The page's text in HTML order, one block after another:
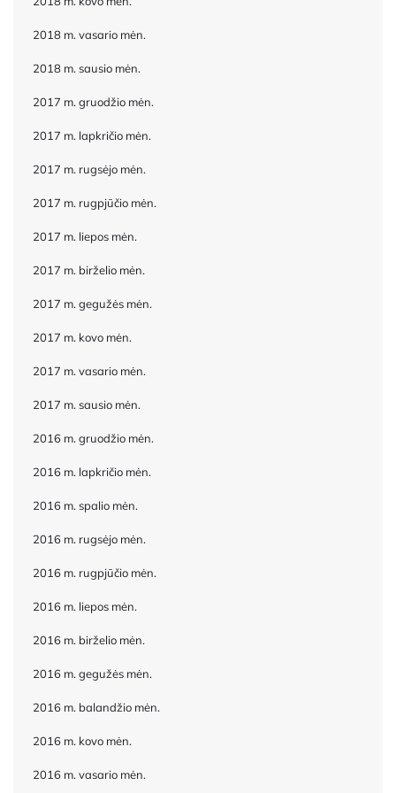
2018 m. vasario mėn.
2018 m. sausio mėn.
2017 m. gruodžio mėn.
2017 m. lapkričio mėn.
2017 m. rugsėjo mėn.
2017 m. rugpjūčio mėn.
2017 m. liepos mėn.
2017 m. birželio mėn.
2017 m. gegužės mėn.
2017 m. kovo mėn.
2017 m. vasario mėn.
2017 m. sausio mėn.
2016 m. gruodžio mėn.
2016 m. lapkričio mėn.
2016 m. spalio mėn.
2016 m. rugsėjo mėn.
2016 m. rugpjūčio mėn.
2016 m. liepos mėn.
2016 m. birželio mėn.
2016 m. gegužės mėn.
2016 m. balandžio mėn.
2016 m. kovo mėn.
2016 m. vasario mėn.